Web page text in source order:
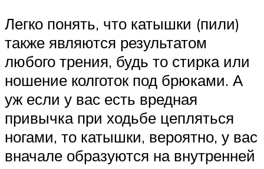
Легко понять, что катышки (пили)
также являются результатом
любого трения, будь то стирка или
ношение колготок под брюками. А
уж если у вас есть вредная
привычка при ходьбе цепляться
ногами, то катышки, вероятно, у вас
вначале образуются на внутренней